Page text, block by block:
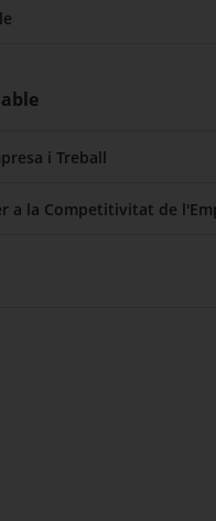
i Treball
a la Competitivitat de